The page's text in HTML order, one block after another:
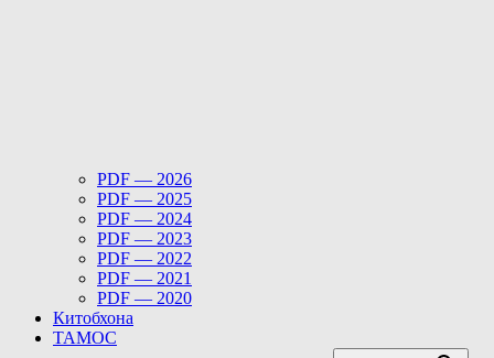
PDF — 2026
PDF — 2025
PDF — 2024
PDF — 2023
PDF — 2022
PDF — 2021
PDF — 2020
Китобхона
ТАМОС